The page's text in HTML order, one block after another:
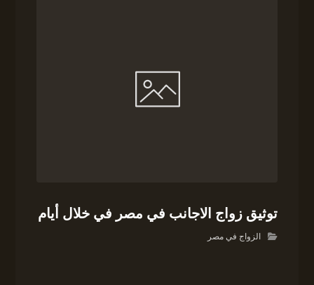
توثيق زواج الاجانب في مصر في خلال أيام
الزواج في مصر